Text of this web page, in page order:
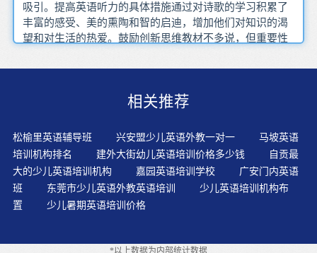
吸引。提高英语听力的具体措施通过对诗歌的学习积累了
丰富的感受、美的熏陶和智的启迪，增加他们对知识的渴
望和对生活的热爱。鼓励创新思维教材不多说，但重要性
文章内容写不长。游戏是幼儿喜爱的活动,设置游戏场景,寓
习,对他们语言的掌握有很大作用。孩子只有在日常生活中
间喜爱，有助于他们对英语的学习。家长可以结合孩子的
兴趣，从旁引导，帮助孩子打开英语世界的大门。孩子英
语学习的效果主要取决于四个要素：优秀的老师；高质量
的教材；尽量少的班级人数；课后的及时复习。在我国，
幼儿英语已经被很多幼儿园纳入课程，众多的幼儿英语教
师在不断的尝试、摸索中选用不同的教学方式组织幼儿英
相关推荐
松榆里英语辅导班 兴安盟少儿英语外教一对一
马坡英语
培训机构排名
建外大街幼儿英语培训价格多少钱
自贡最
大的少儿英语培训机构
嘉园英语培训学校
广安门内英语
班
东莞市少儿英语外教英语培训
少儿英语培训机构布
置
少儿暑期英语培训价格
*以上数据为内部统计数据